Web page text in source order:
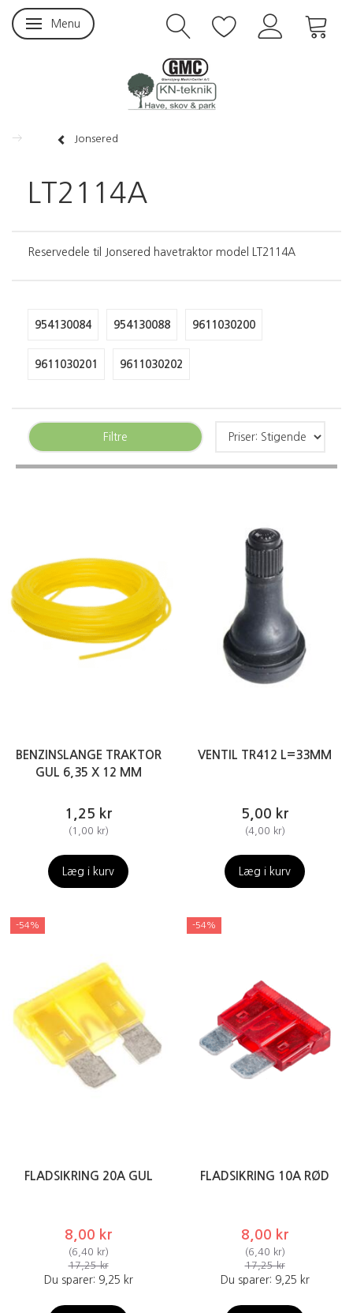
Skifte navigation
Menu
Jonsered
LT2114A
Reservedele til Jonsered havetraktor model LT2114A
954130084 954130088 9611030200
9611030201 9611030202
Filtre
BENZINSLANGE TRAKTOR
GUL 6,35 X 12 MM
1,25 kr
(1,00 kr)
Læg i kurv
VENTIL TR412 L=33MM
5,00 kr
(4,00 kr)
Læg i kurv
-54%
FLADSIKRING 20A GUL
8,00 kr
(6,40 kr)
17,25 kr
Du sparer: 9,25 kr
-54%
FLADSIKRING 10A RØD
8,00 kr
(6,40 kr)
17,25 kr
Du sparer: 9,25 kr